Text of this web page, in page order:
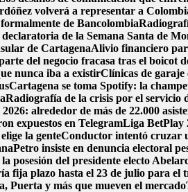
volverá a representar a
de Bancolombia
declaratoria de la Semana Santa de
de CartagenaAlivio financiero
del negocio fracasa tras el boicot
nunca iba a existirClínicas de garaje
Cartagena se toma Spotify: la
Radiografía de la crisis por el servicio
alrededor de más de 22.000
expuestos en TelegramLiga BetPlay
la genteConductor intentó cruzar
Petro insiste en denuncia electoral
posesión del presidente electo
fija plazo hasta el 23 de julio para el
Puerta y más que mueven el mercado